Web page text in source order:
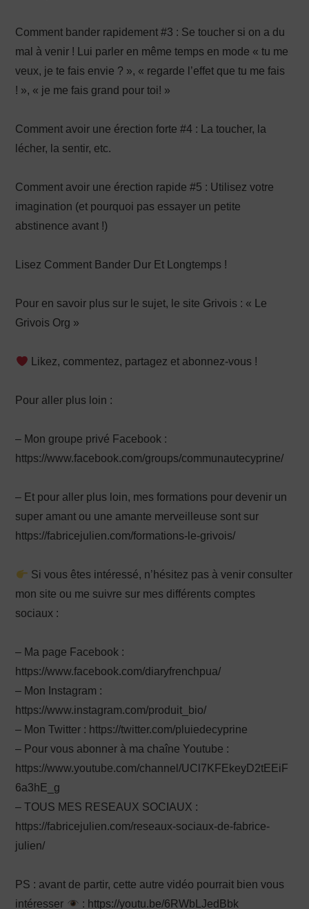
Comment bander rapidement #3 : Se toucher si on a du
mal à venir ! Lui parler en même temps en mode « tu me
veux, je te fais envie ? », « regarde l’effet que tu me fais
! », « je me fais grand pour toi! »
Comment avoir une érection forte #4 : La toucher, la
lécher, la sentir, etc.
Comment avoir une érection rapide #5 : Utilisez votre
imagination (et pourquoi pas essayer un petite
abstinence avant !)
Lisez Comment Bander Dur Et Longtemps !
Pour en savoir plus sur le sujet, le site Grivois : « Le
Grivois Org »
Likez, commentez, partagez et abonnez-vous !
Pour aller plus loin :
– Mon groupe privé Facebook :
https://www.facebook.com/groups/communautecyprine/
– Et pour aller plus loin, mes formations pour devenir un
super amant ou une amante merveilleuse sont sur
https://fabricejulien.com/formations-le-grivois/
Si vous êtes intéressé, n’hésitez pas à venir consulter
mon site ou me suivre sur mes différents comptes
sociaux :
– Ma page Facebook :
https://www.facebook.com/diaryfrenchpua/
– Mon Instagram :
https://www.instagram.com/produit_bio/
– Mon Twitter : https://twitter.com/pluiedecyprine
– Pour vous abonner à ma chaîne Youtube :
https://www.youtube.com/channel/UCl7KFEkeyD2tEEiF
6a3hE_g
– TOUS MES RESEAUX SOCIAUX :
https://fabricejulien.com/reseaux-sociaux-de-fabrice-
julien/
PS : avant de partir, cette autre vidéo pourrait bien vous
intéresser
: https://youtu.be/6RWbLJedBbk